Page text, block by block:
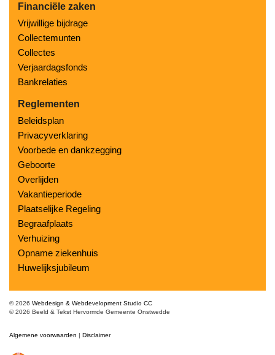
Financiële zaken
Vrijwillige bijdrage
Collectemunten
Collectes
Verjaardagsfonds
Bankrelaties
Reglementen
Beleidsplan
Privacyverklaring
Voorbede en dankzegging
Geboorte
Overlijden
Vakantieperiode
Plaatselijke Regeling
Begraafplaats
Verhuizing
Opname ziekenhuis
Huwelijksjubileum
© 2026 Webdesign & Webdevelopment Studio CC
© 2026 Beeld & Tekst Hervormde Gemeente Onstwedde
Algemene voorwaarden | Disclaimer